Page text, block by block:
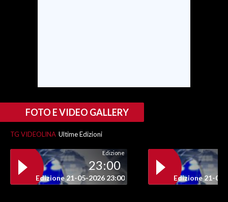
EVENTI
3 MINUTI CON
INSULARITÀ
FOTO E VIDEO GALLERY
TG VIDEOLINA Ultime Edizioni
Edizione
23:00
Edizione 21-05-2026 23:00 Edizione 21-05-